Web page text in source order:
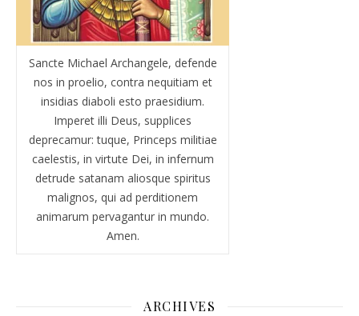
Sancte Michael Archangele, defende
nos in proelio, contra nequitiam et
insidias diaboli esto praesidium.
Imperet illi Deus, supplices
deprecamur: tuque, Princeps militiae
caelestis, in virtute Dei, in infernum
detrude satanam aliosque spiritus
malignos, qui ad perditionem
animarum pervagantur in mundo.
Amen.
ARCHIVES